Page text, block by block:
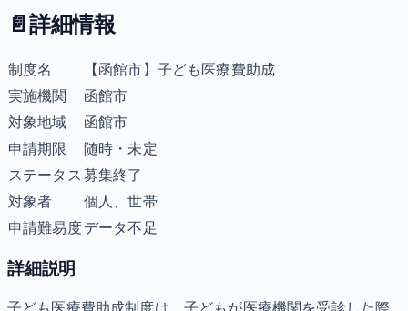
📄 詳細情報
制度名
【函館市】子ども医療費助成
実施機関
函館市
対象地域
函館市
申請期限
随時・未定
ステータス 募集終了
対象者
個人、世帯
申請難易度データ不足
詳細説明